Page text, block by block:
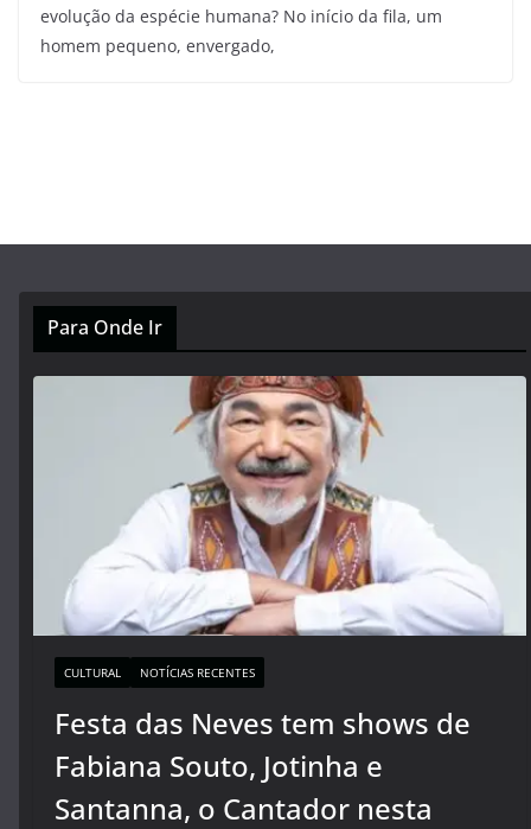
evolução da espécie humana? No início da fila, um
homem pequeno, envergado,
Para Onde Ir
CULTURAL NOTÍCIAS RECENTES
Festa das Neves tem shows de
Fabiana Souto, Jotinha e
Santanna, o Cantador nesta